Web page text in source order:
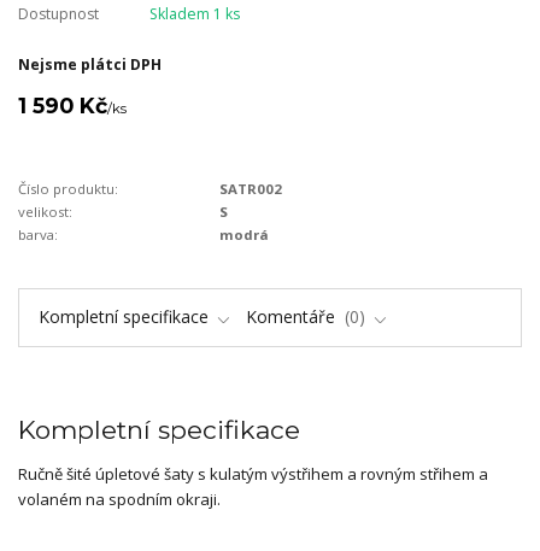
Dostupnost Skladem 1 ks
Nejsme plátci DPH
1 590 Kč/ks
Číslo produktu:
SATR002
velikost:
S
barva:
modrá
Kompletní specifikace Komentáře 0
Kompletní specifikace
Ručně šité úpletové šaty s kulatým výstřihem a rovným střihem a
volaném na spodním okraji.